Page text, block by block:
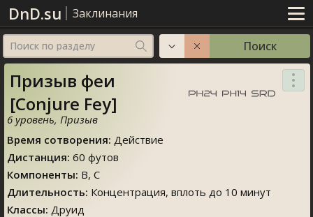
DnD.su Заклинания
Поиск по разделу Поиск
Призыв феи
[Conjure Fey]
6 уровень, Призыв
Время сотворения: Действие
Дистанция: 60 футов
Компоненты: В, C
Длительность: Концентрация, вплоть до 10 минут
Классы: Друид